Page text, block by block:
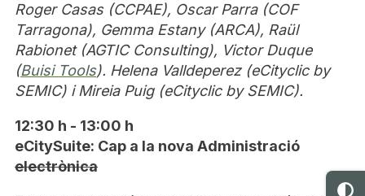
Roger Casas (CCPAE), Oscar Parra (COF
Tarragona), Gemma Estany (ARCA), Raül
Rabionet (AGTIC Consulting), Victor Duque
(Buisi Tools). Helena Valldeperez (eCityclic by
SEMIC) i Mireia Puig (eCityclic by SEMIC).
12:30 h - 13:00 h
eCitySuite: Cap a la nova Administració
electrònica